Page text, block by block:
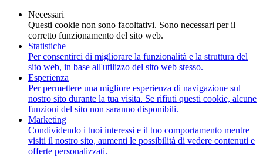
Necessari
Questi cookie non sono facoltativi. Sono necessari per il
corretto funzionamento del sito web.
Statistiche
Per consentirci di migliorare la funzionalità e la struttura del
sito web, in base all'utilizzo del sito web stesso.
Esperienza
Per permettere una migliore esperienza di navigazione sul
nostro sito durante la tua visita. Se rifiuti questi cookie, alcune
funzioni del sito non saranno disponibili.
Marketing
Condividendo i tuoi interessi e il tuo comportamento mentre
visiti il nostro sito, aumenti le possibilità di vedere contenuti e
offerte personalizzati.